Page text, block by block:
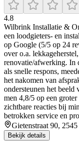
4.8
Wilbrink Installatie &
een loodgieters- en
op Google (5/5 op 24
over o.a.
renovatie/afwerking. In
als snelle respons,
het nakomen van
ondersteunen het beeld
men 4,8/5 op een
zichtbare reacties bij
betrokken service en
Gietenstraat 90,
Bekijk details